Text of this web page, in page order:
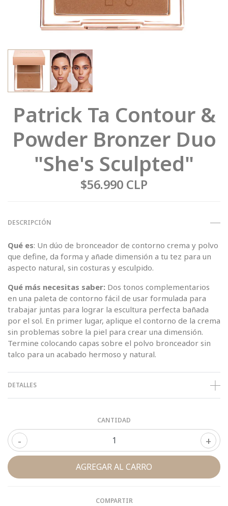
Patrick Ta Contour &
Powder Bronzer Duo
"She's Sculpted"
$56.990 CLP
DESCRIPCIÓN
Qué es: Un dúo de bronceador de contorno crema y polvo
que define, da forma y añade dimensión a tu tez para un
aspecto natural, sin costuras y esculpido.
Qué más necesitas saber: Dos tonos complementarios
en una paleta de contorno fácil de usar formulada para
trabajar juntas para lograr la escultura perfecta bañada
por el sol. En primer lugar, aplique el contorno de la crema
sin problemas sobre la piel para crear una dimensión.
Termine colocando capas sobre el polvo bronceador sin
talco para un acabado hermoso y natural.
DETALLES
CANTIDAD
+
-
COMPARTIR